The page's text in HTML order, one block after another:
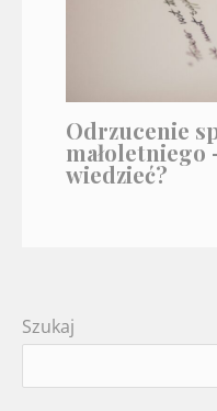
Odrzucenie
małoletniego
wiedzieć?
Szukaj